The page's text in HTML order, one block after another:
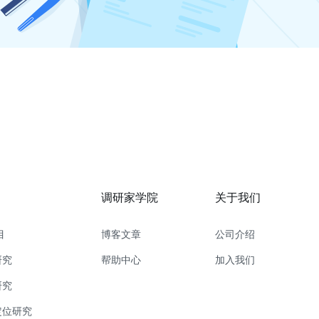
究
究
研究
调研家学院
博客文章
帮助中心
关于我们
公司介绍
加入我们